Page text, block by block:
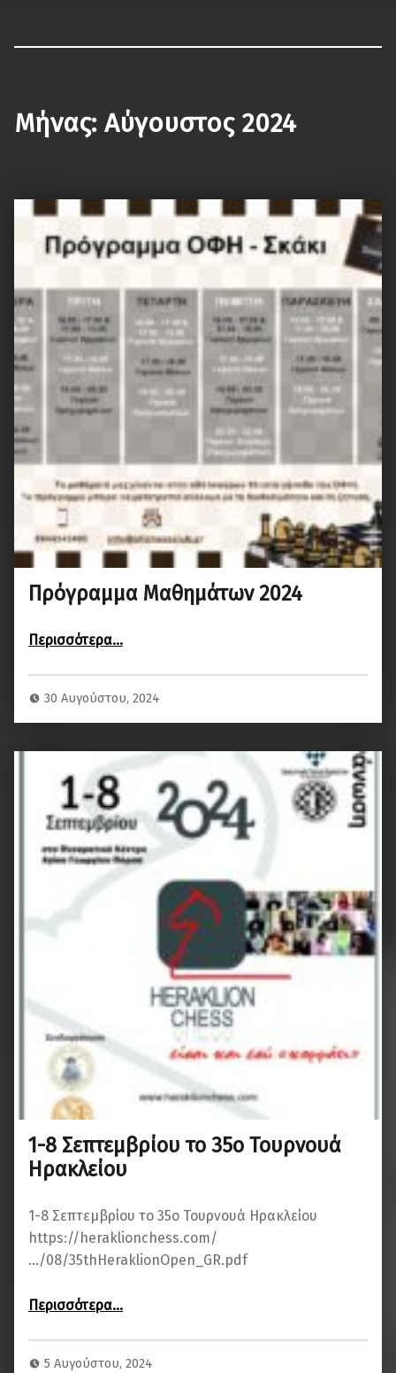
Κάνε τη σωστή κίνηση…
Μήνας: Αύγουστος 2024
Πρόγραμμα Μαθημάτων 2024
Περισσότερα…
30 Αυγούστου, 2024
1-8 Σεπτεμβρίου το 35ο Τουρνουά
Ηρακλείου
1-8 Σεπτεμβρίου το 35ο Τουρνουά Ηρακλείου
https://heraklionchess.com/
…/08/35thHeraklionOpen_GR.pdf
Περισσότερα“1-8 Σεπτεμβρίου το 35ο Τουρνουά Ηρακλείου”
…
5 Αυγούστου, 2024